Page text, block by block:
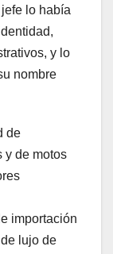
lo había
y lo
nombre
importación
lujo de